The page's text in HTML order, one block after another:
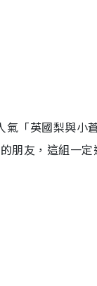
「英國梨與小
朋友，這組一定